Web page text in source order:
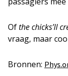
Ofthechicks’ll
vraag, maar
Bronnen: